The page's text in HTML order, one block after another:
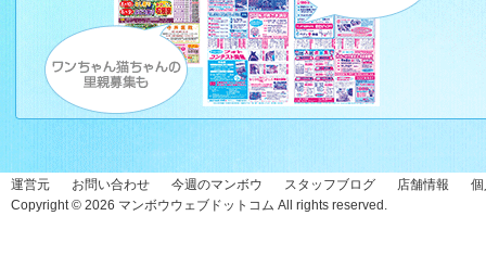
運営元 お問い合わせ 今週のマンボウ スタッフブログ 店舗情報
Copyright © 2026 マンボウウェブドットコム All rights reserved.